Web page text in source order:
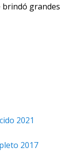
brindó grandes
2021
2017